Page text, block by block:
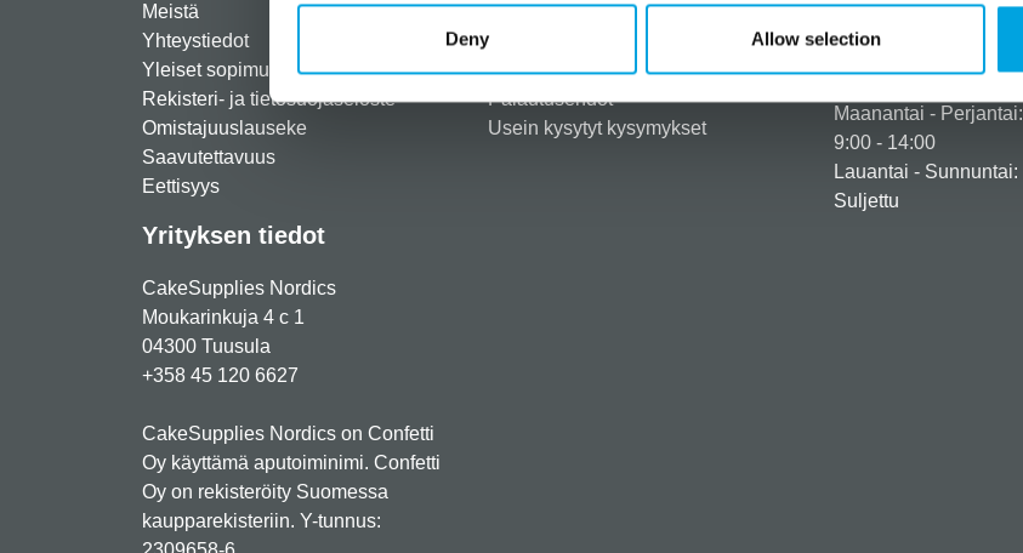
Deny Allow selection
Meistä
Yhteystiedot
Yleiset sopimusehdot
Rekisteri- ja tietosuojaseloste
Omistajuuslauseke
Saavutettavuus
Eettisyys
Yrityksen tiedot
CakeSupplies Nordics
Moukarinkuja 4 c 1
04300 Tuusula
+358 45 120 6627
CakeSupplies Nordics on Confetti
Oy käyttämä aputoiminimi. Confetti
Oy on rekisteröity Suomessa
kaupparekisteriin. Y-tunnus:
Rekisteröidy yritysasiakkaaksi
Maksutiedot ja maksuvaihtoehdot
Toimitusehdot
Palautusehdot
Usein kysytyt kysymykset
+358 45 120 6627
Maanantai - Perjantai:
9:00 - 14:00
Lauantai - Sunnuntai:
Suljettu